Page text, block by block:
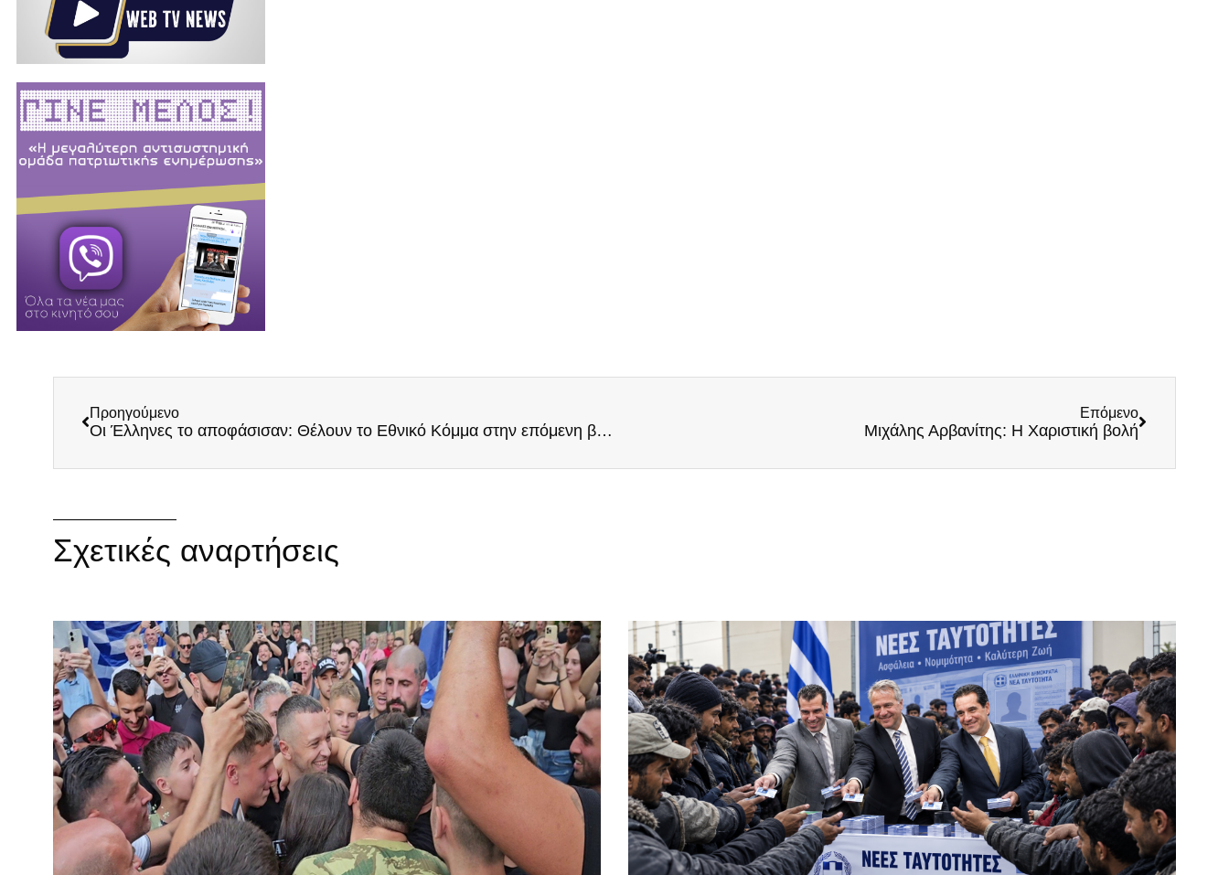
Προηγούμενο
Οι Έλληνες το αποφάσισαν: Θέλουν το Εθνικό Κόμμα στην επόμενη βουλή!
Επόμενο
Μιχάλης Αρβανίτης: H Xαριστική βολή
Σχετικές αναρτήσεις